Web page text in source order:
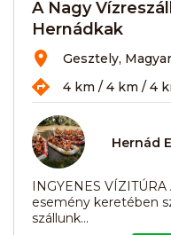
A Nagy
Hernádkak
Gesztely,
4 km / 4 km / 4
Hernád
INGYENES
esemény keretében
szállunk...